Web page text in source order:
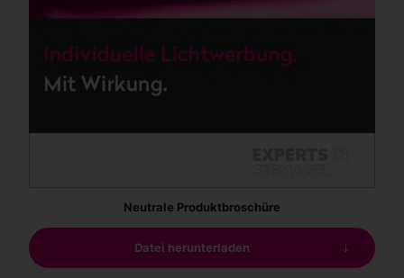
Neutrale Produktbroschüre
Datei herunterladen